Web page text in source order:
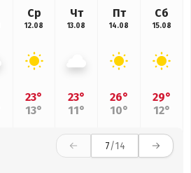
Ср
12.08
23°
13°
Чт
13.08
23°
11°
Пт
14.08
26°
10°
Сб
15.08
29°
12°
7/14